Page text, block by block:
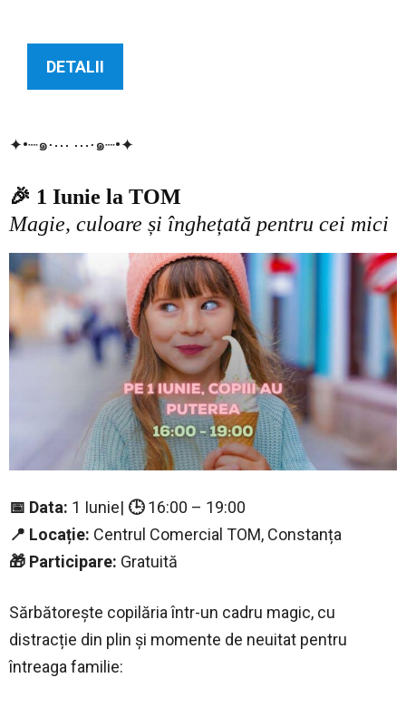
DETALII
✦•┈๑⋅⋯ ⋯⋅๑┈•✦
🎉 1 Iunie la TOM
Magie, culoare și înghețată pentru cei mici
📅 Data: 1 Iunie| 🕒16:00 – 19:00
📍 Locație: Centrul Comercial TOM, Constanța
🎁 Participare: Gratuită
Sărbătorește copilăria într-un cadru magic, cu
distracție din plin și momente de neuitat pentru
întreaga familie: